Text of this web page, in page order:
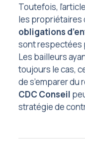
Toutefois,
les propriétaires
obligations
sont respectées
Les bailleurs
toujours le cas,
de s’emparer du
CDC Conseil
stratégie de